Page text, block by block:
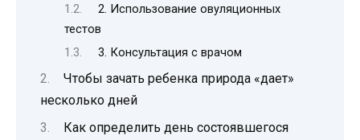
2. Использование овуляционных
тестов
3. Консультация с врачом
Чтобы зачать ребенка природа «дает»
несколько дней
Как определить день состоявшегося